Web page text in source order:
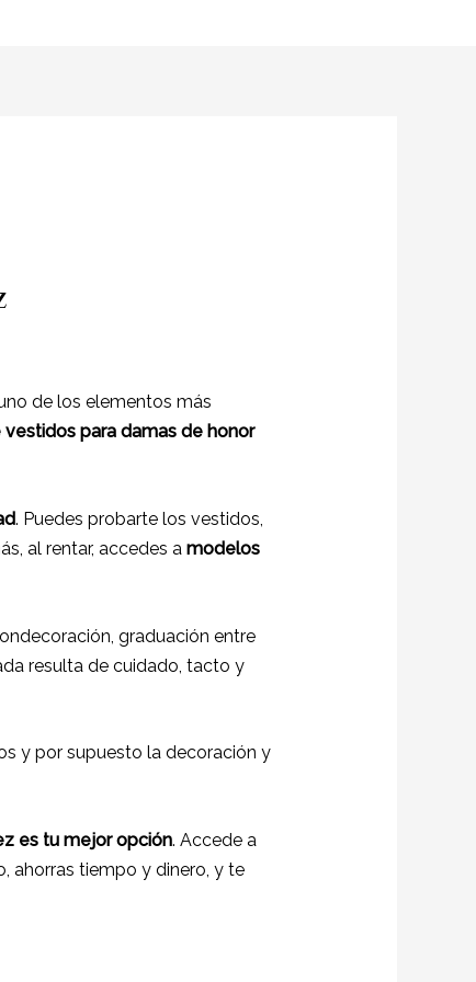
de los elementos más
vestidos para damas de honor
. Puedes probarte los vestidos,
al rentar, accedes a modelos
graduación entre
resulta de cuidado, tacto y
y por supuesto la decoración y
es tu mejor opción. Accede a
ahorras tiempo y dinero, y te